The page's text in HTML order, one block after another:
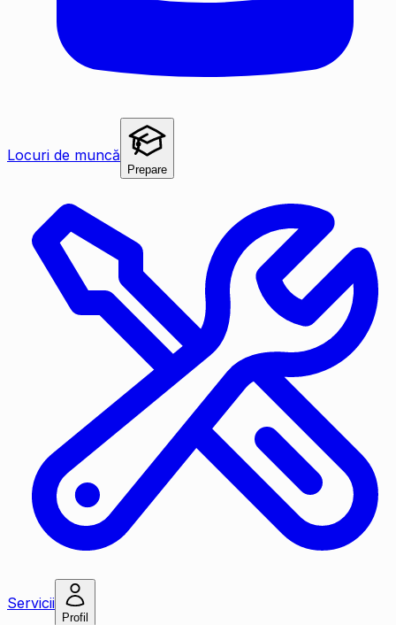
Locuri de muncă
Prepare
Servicii
Profil